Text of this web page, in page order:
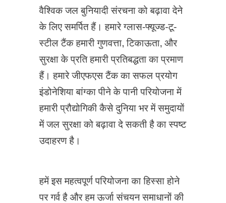
वैश्विक जल बुनियादी संरचना को बढ़ावा देने
के लिए समर्पित हैं। हमारे ग्लास-फ्यूज्ड-टू-
स्टील टैंक हमारी गुणवत्ता, टिकाऊता, और
सुरक्षा के प्रति हमारी प्रतिबद्धता का प्रमाण
हैं। हमारे जीएफएस टैंक का सफल प्रयोग
इंडोनेशिया बांग्का पीने के पानी परियोजना में
हमारी प्रौद्योगिकी कैसे दुनिया भर में समुदायों
में जल सुरक्षा को बढ़ावा दे सकती है का स्पष्ट
उदाहरण है।
हमें इस महत्वपूर्ण परियोजना का हिस्सा होने
पर गर्व है और हम ऊर्जा संचयन समाधानों की